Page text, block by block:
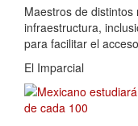
Maestros de
infraestructura,
para facilitar el
El Imparcial